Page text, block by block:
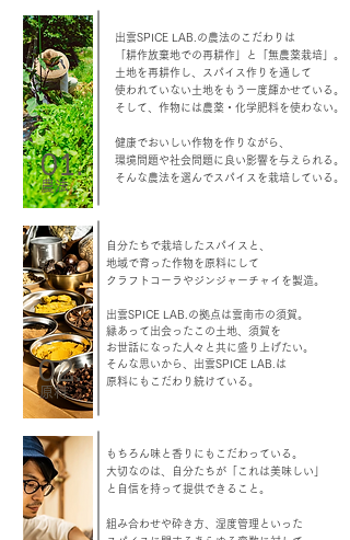
​出雲SPICE LAB.の農法のこだわりは
「耕作放棄地での再耕作」と「無農薬栽培」。
土地を再耕作し、スパイス作りを通して
使われていない土地をもう一度輝かせている。
​そして、作物には農薬・化学肥料を使わない。
​健康でおいしい作物を作りながら、
環境問題や社会問題に良い影響を与えられる 。
​そんな農法を選んでスパイスを栽培している。
01.
​農法
​​自分たちで栽培したスパイスと、
地域で育った作物を原料にして
クラフトコーラやジンジャーチャイを​​製造。
出雲SPICE LAB.の拠点は雲南市の​須賀。
縁あって出会ったこの土地、須賀を
お世話になった人々と共に盛り上げたい。
そんな思いから、出雲SPICE LAB.は
原料にもこだわり続けている。
02.
​原料​
​​もちろん味と香りにもこだわっている。
大切なのは、自分たちが「これは美味しい」
と 自信を持って提供できること。
組み合わせや砕き方、湿度管理といった